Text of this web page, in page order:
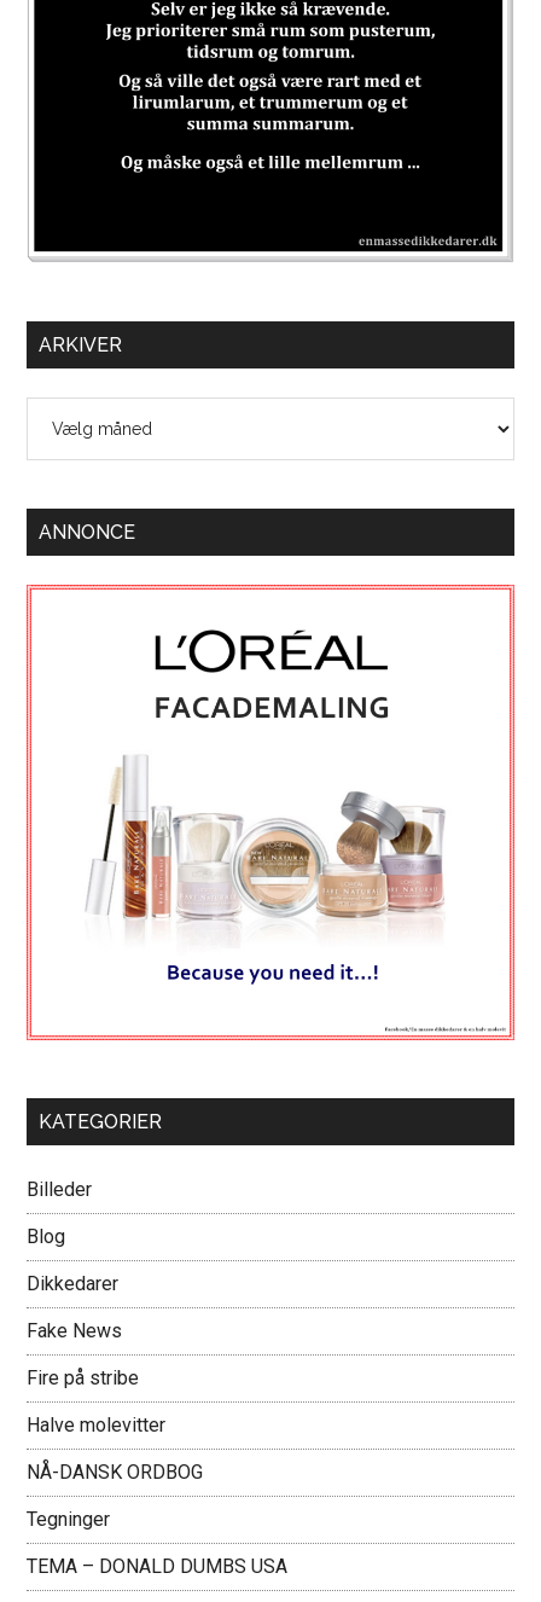
ARKIVER
ANNONCE
KATEGORIER
Billeder
Blog
Dikkedarer
Fake News
Fire på stribe
Halve molevitter
NÅ-DANSK ORDBOG
Tegninger
TEMA – DONALD DUMBS USA